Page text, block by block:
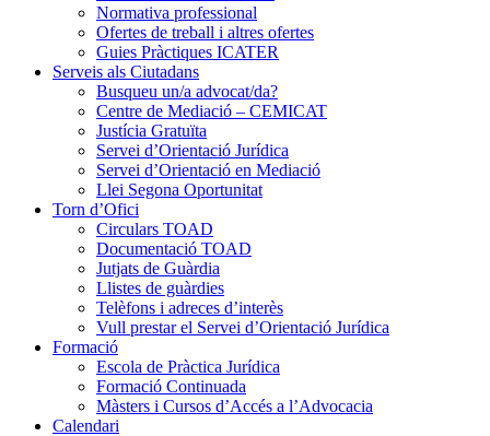
Normativa professional
Ofertes de treball i altres ofertes
Guies Pràctiques ICATER
Serveis als Ciutadans
Busqueu un/a advocat/da?
Centre de Mediació – CEMICAT
Justícia Gratuïta
Servei d’Orientació Jurídica
Servei d’Orientació en Mediació
Llei Segona Oportunitat
Torn d’Ofici
Circulars TOAD
Documentació TOAD
Jutjats de Guàrdia
Llistes de guàrdies
Telèfons i adreces d’interès
Vull prestar el Servei d’Orientació Jurídica
Formació
Escola de Pràctica Jurídica
Formació Continuada
Màsters i Cursos d’Accés a l’Advocacia
Calendari